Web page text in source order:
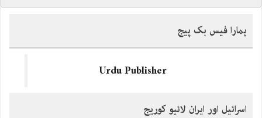
ہمارا فیس بک پیج
Urdu Publisher
اسرائیل اور ایران لائیو کوریج